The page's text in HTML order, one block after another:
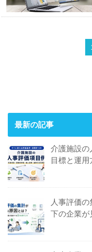
最新の記事
介護施設の
目標と運用
人事評価
下の企業が